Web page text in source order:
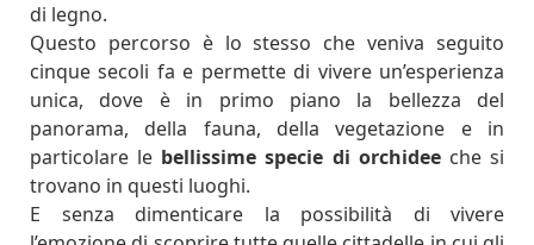
di legno.
Questo percorso è lo stesso che veniva seguito
cinque secoli fa e permette di vivere un’esperienza
unica, dove è in primo piano la bellezza del
panorama, della fauna, della vegetazione e in
particolare le bellissime specie di orchideeche si
trovano in questi luoghi.
E senza dimenticare la possibilità di vivere